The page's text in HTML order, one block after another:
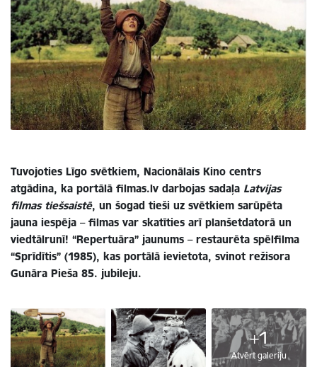
Tuvojoties Līgo svētkiem, Nacionālais Kino centrs
atgādina, ka portālā filmas.lv darbojas sadaļa Latvijas
filmas tiešsaistē, un šogad tieši uz svētkiem sarūpēta
jauna iespēja – filmas var skatīties arī planšetdatorā un
viedtālrunī! “Repertuāra” jaunums – restaurēta spēlfilma
“Sprīdītis” (1985), kas portālā ievietota, svinot režisora
Gunāra Pieša 85. jubileju.
+1
Atvērt galeriju